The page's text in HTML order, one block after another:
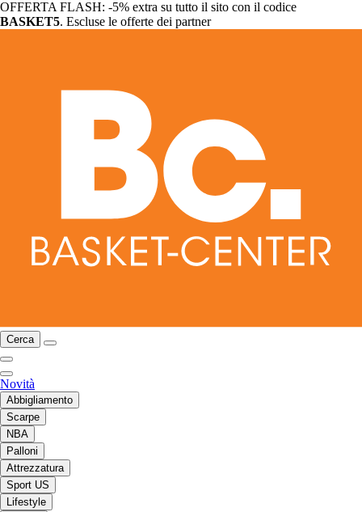
OFFERTA FLASH: -5% extra su tutto il sito con il codice
BASKET5. Escluse le offerte dei partner
Cerca
Novità
Abbigliamento
Scarpe
NBA
Palloni
Attrezzatura
Sport US
Lifestyle